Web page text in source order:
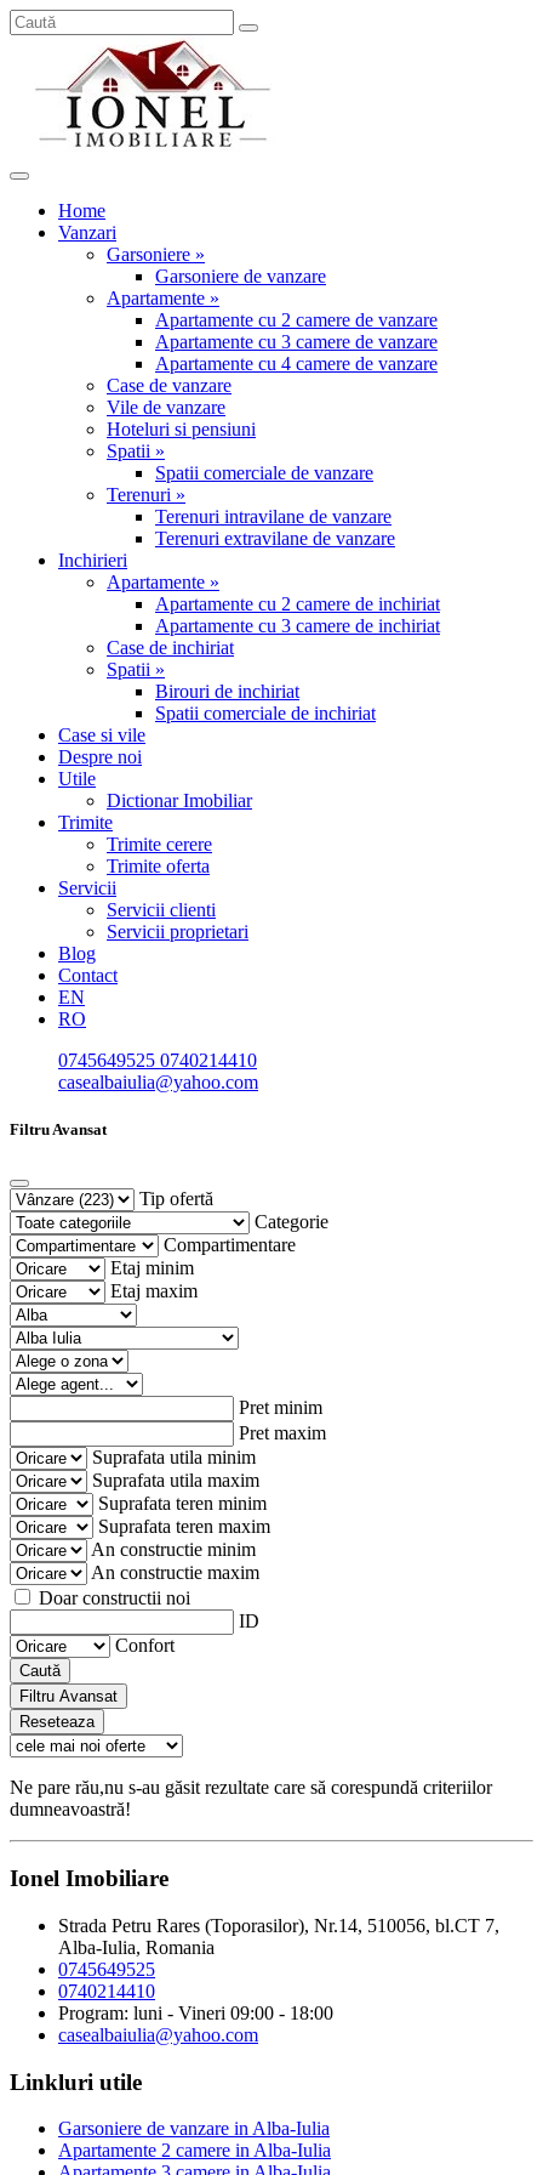
Home
Vanzari
Garsoniere »
Garsoniere de vanzare
Apartamente »
Apartamente cu 2 camere de vanzare
Apartamente cu 3 camere de vanzare
Apartamente cu 4 camere de vanzare
Case de vanzare
Vile de vanzare
Hoteluri si pensiuni
Spatii »
Spatii comerciale de vanzare
Terenuri »
Terenuri intravilane de vanzare
Terenuri extravilane de vanzare
Inchirieri
Apartamente »
Apartamente cu 2 camere de inchiriat
Apartamente cu 3 camere de inchiriat
Case de inchiriat
Spatii »
Birouri de inchiriat
Spatii comerciale de inchiriat
Case si vile
Despre noi
Utile
Dictionar Imobiliar
Trimite
Trimite cerere
Trimite oferta
Servicii
Servicii clienti
Servicii proprietari
Blog
Contact
EN
RO
0745649525 0740214410
casealbaiulia@yahoo.com
Filtru Avansat
Tip ofertă
Categorie
Compartimentare
Etaj minim
Etaj maxim
Pret minim
Pret maxim
Suprafata utila minim
Suprafata utila maxim
Suprafata teren minim
Suprafata teren maxim
An constructie minim
An constructie maxim
Doar constructii noi
ID
Confort
Caută
Filtru Avansat
Reseteaza
Ne pare rău,nu s-au găsit rezultate care să corespundă criteriilor
dumneavoastră!
Ionel Imobiliare
Strada Petru Rares (Toporasilor), Nr.14, 510056, bl.CT 7,
Alba-Iulia, Romania
0745649525
0740214410
Program: luni - Vineri 09:00 - 18:00
casealbaiulia@yahoo.com
Linkluri utile
Garsoniere de vanzare in Alba-Iulia
Apartamente 2 camere in Alba-Iulia